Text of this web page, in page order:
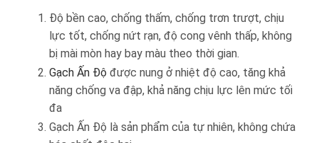
Độ bền cao, chống thấm, chống trơn trượt, chịu
lực tốt, chống nứt rạn, độ cong vênh thấp, không
bị mài mòn hay bay màu theo thời gian.
Gạch Ấn Độ được nung ở nhiệt độ cao, tăng khả
năng chống va đập, khả năng chịu lực lên mức tối
đa
Gạch Ấn Độ là sản phẩm của tự nhiên, không chứa